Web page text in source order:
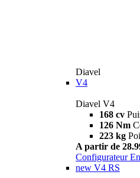
Diavel
V4
Diavel V4
168 cv
126 Nm
223 kg
A partir de
Configurateur
new V4 RS